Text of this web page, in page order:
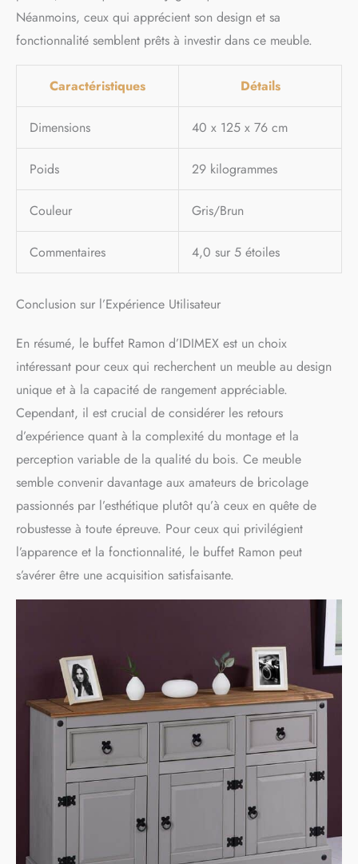
Néanmoins, ceux qui apprécient son design et sa
fonctionnalité semblent prêts à investir dans ce meuble.
Caractéristiques Détails
Dimensions 40 x 125 x 76 cm
Poids 29 kilogrammes
Couleur Gris/Brun
Commentaires 4,0 sur 5 étoiles
Conclusion sur l’Expérience Utilisateur
En résumé, le buffet Ramon d’IDIMEX est un choix
intéressant pour ceux qui recherchent un meuble au design
unique et à la capacité de rangement appréciable.
Cependant, il est crucial de considérer les retours
d’expérience quant à la complexité du montage et la
perception variable de la qualité du bois. Ce meuble
semble convenir davantage aux amateurs de bricolage
passionnés par l’esthétique plutôt qu’à ceux en quête de
robustesse à toute épreuve. Pour ceux qui privilégient
l’apparence et la fonctionnalité, le buffet Ramon peut
s’avérer être une acquisition satisfaisante.